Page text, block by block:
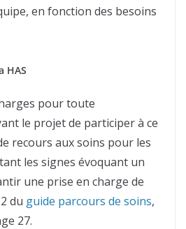
en fonction des besoins
HAS
pour toute
le projet de participer à ce
recours aux soins pour les
les signes évoquant un
une prise en charge de
du guide parcours de soins,
27.